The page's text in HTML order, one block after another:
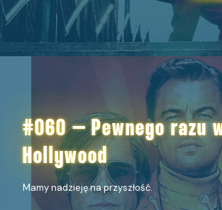
#060 – Pewnego razu
Hollywood
Mamy nadzieję na przyszłość.